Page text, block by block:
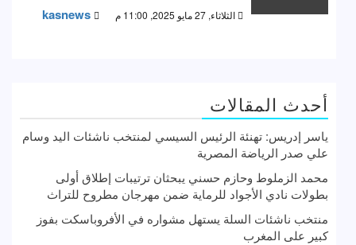
الثلاثاء, 27 مايو 2025, 11:00 م kasnews
أحدث المقالات
ياسر إدريس: تهنئة الرئيس السيسي لمنتخب ناشئات اليد وسام
علي صدر الرياضة المصرية
محمد الزملوط وحازم حسني يبحثان ترتيبات إطلاق أولى
بطولات نادي الأجواد للرماية ضمن مهرجان مطروح للتراث
منتخب ناشئات السلة يستهل مشواره في الأفروباسكت بفوز
كبير على المغرب